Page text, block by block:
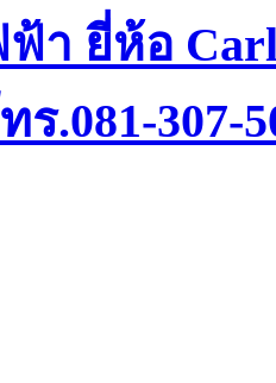
า ยี่ห้อ
ร.081-307-